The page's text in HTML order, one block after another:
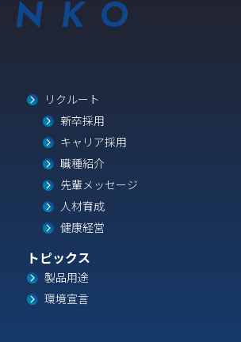
リクルート
新卒採用
キャリア採用
職種紹介
先輩メッセージ
人材育成
健康経営
トピックス
製品用途
環境宣言